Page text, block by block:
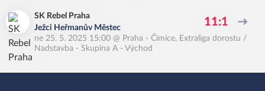
SK Rebel Praha
Ježci Heřmanův Městec
11:1
ne 25. 5. 2025 15:00 @ Praha - Čimice, Extraliga dorostu /
Nadstavba - Skupina A - Východ